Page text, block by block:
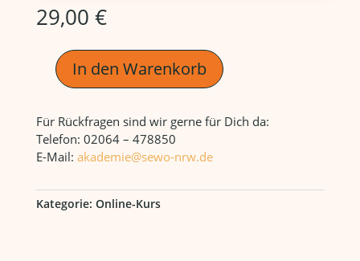
29,00 €
Das
Grundlagen,
Vor-
und
Erfahrungen
In den Warenkorb
Für Rückfragen sind wir gerne für Dich da:
Telefon: 02064 – 478850
E-Mail: akademie@sewo-nrw.de
Kategorie: Online-Kurs